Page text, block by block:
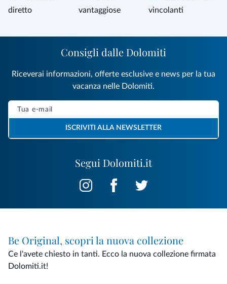
diretto
vantaggiose
vincolanti
Segui Dolomiti.it
Consigli dalle Dolomiti
Riceverai informazioni, offerte esclusive e news per la tua
vacanza nelle Dolomiti.
ISCRIVITI ALLA NEWSLETTER
Be Original, scopri la nuova collezione
Ce l'avete chiesto in tanti. Ecco la nuova collezione firmata
Dolomiti.it!